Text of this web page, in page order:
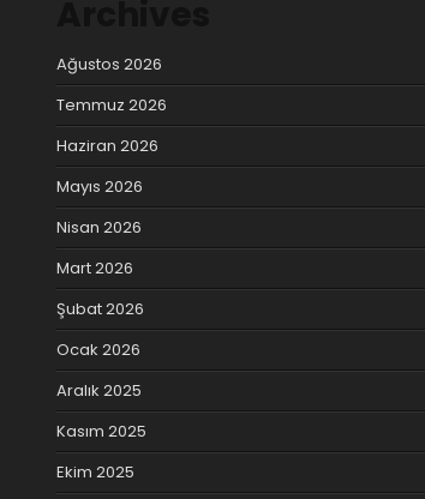
Ağustos 2026
Temmuz 2026
Haziran 2026
Mayıs 2026
Nisan 2026
Mart 2026
Şubat 2026
Ocak 2026
Aralık 2025
Kasım 2025
Ekim 2025